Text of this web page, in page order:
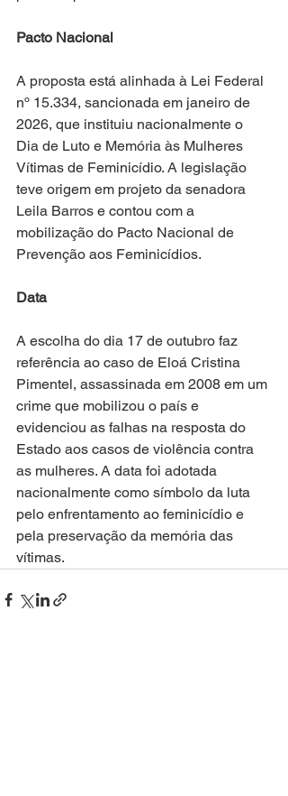
Pacto Nacional
A proposta está alinhada à Lei Federal
nº 15.334, sancionada em janeiro de
2026, que instituiu nacionalmente o
Dia de Luto e Memória às Mulheres
Vítimas de Feminicídio. A legislação
teve origem em projeto da senadora
Leila Barros e contou com a
mobilização do Pacto Nacional de
Prevenção aos Feminicídios.
Data
A escolha do dia 17 de outubro faz
referência ao caso de Eloá Cristina
Pimentel, assassinada em 2008 em um
crime que mobilizou o país e
evidenciou as falhas na resposta do
Estado aos casos de violência contra
as mulheres. A data foi adotada
nacionalmente como símbolo da luta
pelo enfrentamento ao feminicídio e
pela preservação da memória das
vítimas.